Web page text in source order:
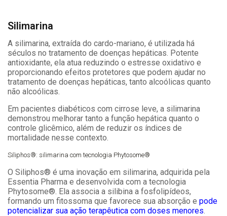
Silimarina
A silimarina, extraída do cardo-mariano, é utilizada há
séculos no tratamento de doenças hepáticas. Potente
antioxidante, ela atua reduzindo o estresse oxidativo e
proporcionando efeitos protetores que podem ajudar no
tratamento de doenças hepáticas, tanto alcoólicas quanto
não alcoólicas.
Em pacientes diabéticos com cirrose leve, a silimarina
demonstrou melhorar tanto a função hepática quanto o
controle glicêmico, além de reduzir os índices de
mortalidade nesse contexto.
Siliphos®: silimarina com tecnologia Phytosome®
O Siliphos® é uma inovação em silimarina, adquirida pela
Essentia Pharma e desenvolvida com a tecnologia
Phytosome®. Ela associa a silibina a fosfolipídeos,
formando um fitossoma que favorece sua absorção e pode
potencializar sua ação terapêutica com doses menores.